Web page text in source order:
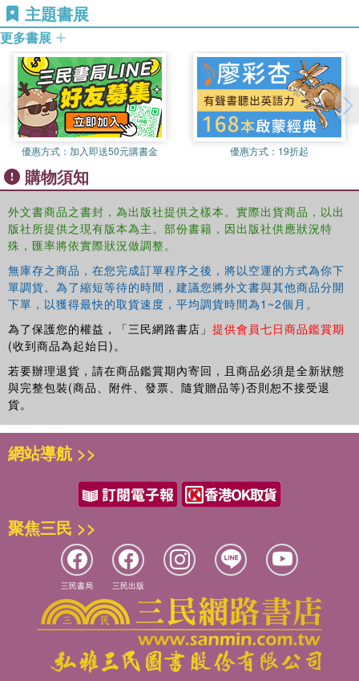
主題書展
更多書展
優惠方式： 加入即送50元購書金 優惠方式： 19折起
購物須知
外文書商品之書封，為出版社提供之樣本。實際出貨商品，以出
版社所提供之現有版本為主。部份書籍，因出版社供應狀況特
殊，匯率將依實際狀況做調整。
無庫存之商品，在您完成訂單程序之後，將以空運的方式為你下
單調貨。為了縮短等待的時間，建議您將外文書與其他商品分開
下單，以獲得最快的取貨速度，平均調貨時間為1~2個月。
為了保護您的權益，「三民網路書店」 提供會員七日商品鑑賞期
(收到商品為起始日)。
若要辦理退貨，請在商品鑑賞期內寄回，且商品必須是全新狀態
與完整包裝(商品、附件、發票、隨貨贈品等)否則恕不接受退
貨。
網站導航 >>
聚焦三民 >>
三民書局 三民出版